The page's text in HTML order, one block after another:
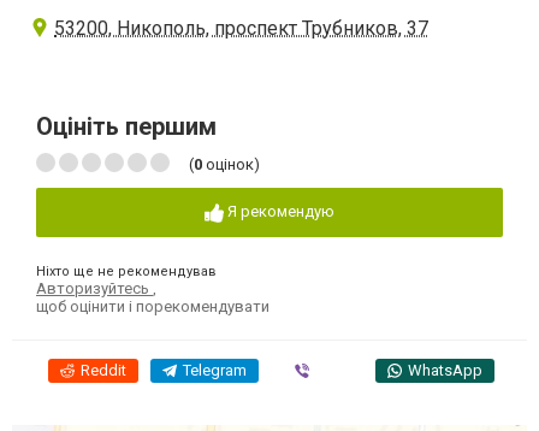
53200, Никополь, проспект Трубников, 37
Оцініть першим
(0 оцінок)
Я рекомендую
Ніхто ще не рекомендував
Авторизуйтесь
щоб оцінити і порекомендувати
Reddit Telegram WhatsApp